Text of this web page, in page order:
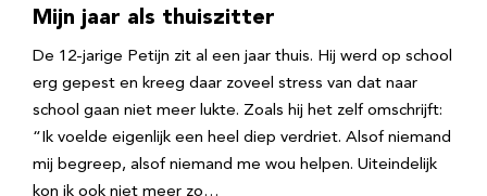
Mijn jaar als thuiszitter
De 12-jarige Petijn zit al een jaar thuis. Hij werd op school
erg gepest en kreeg daar zoveel stress van dat naar
school gaan niet meer lukte. Zoals hij het zelf omschrijft:
“Ik voelde eigenlijk een heel diep verdriet. Alsof niemand
mij begreep, alsof niemand me wou helpen. Uiteindelijk
kon ik ook niet meer zo…